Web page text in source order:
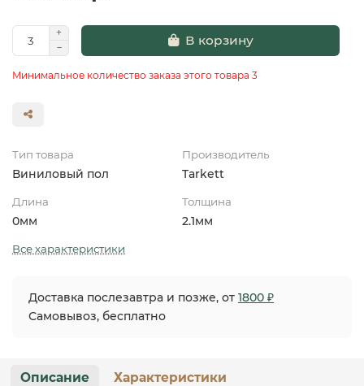
В корзину
Минимальное количество заказа этого товара 3
Тип товара
Виниловый пол
Производитель
Tarkett
Длина
0мм
Толщина
2.1мм
Все характеристики
Доставка послезавтра и позже, от 1800 ₽
Самовывоз, бесплатно
Описание Характеристики